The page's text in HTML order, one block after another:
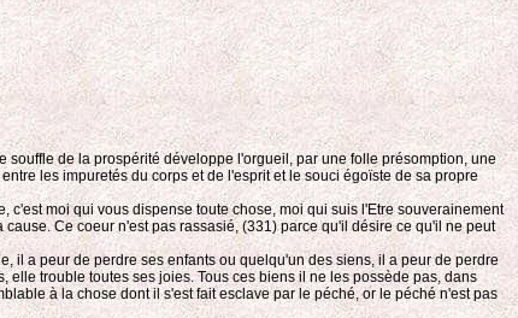
de la prospérité développe l'orgueil, par une folle présomption, une
les impuretés du corps et de l'esprit et le souci égoïste de sa propre
moi qui vous dispense toute chose, moi qui suis l'Etre souverainement
Ce coeur n'est pas rassasié, (331) parce qu'il désire ce qu'il ne peut
il a peur de perdre ses enfants ou quelqu'un des siens, il a peur de perdre
trouble toutes ses joies. Tous ces biens il ne les possède pas, dans
à la chose dont il s'est fait esclave par le péché, or le péché n'est pas